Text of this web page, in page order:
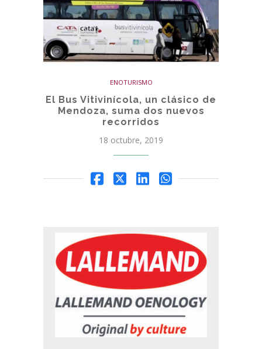
ENOTURISMO
El Bus Vitivinícola, un clásico de
Mendoza, suma dos nuevos
recorridos
18 octubre, 2019